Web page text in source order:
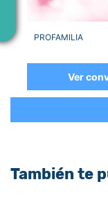
PROFAMILIA
Ver
También te